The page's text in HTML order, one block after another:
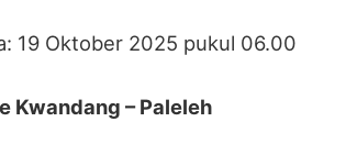
19 Oktober 2025 pukul 06.00
Kwandang – Paleleh